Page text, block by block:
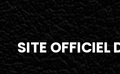
SITE OFFICIEL